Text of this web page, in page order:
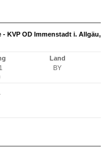
KVP OD Immenstadt i. Allgäu,
Land
BY